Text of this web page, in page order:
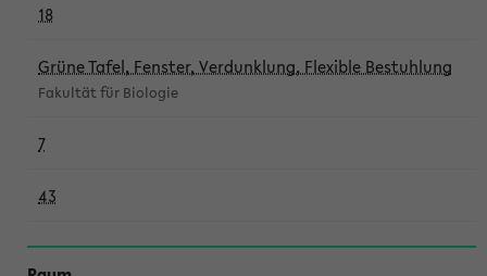
18
Grüne Tafel, Fenster, Verdunklung, Flexible Bestuhlung
Fakultät für Biologie
7
43